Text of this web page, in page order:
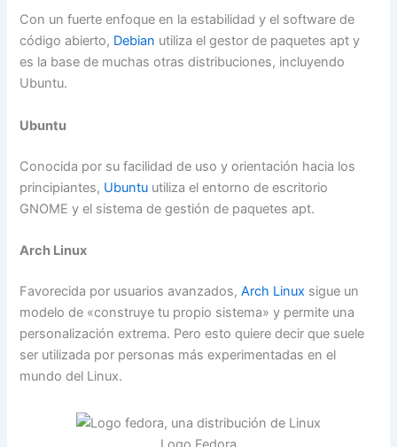
Con un fuerte enfoque en la estabilidad y el software de
código abierto, Debian utiliza el gestor de paquetes apt y
es la base de muchas otras distribuciones, incluyendo
Ubuntu.
Ubuntu
Conocida por su facilidad de uso y orientación hacia los
principiantes, Ubuntu utiliza el entorno de escritorio
GNOME y el sistema de gestión de paquetes apt.
Arch Linux
Favorecida por usuarios avanzados,Arch Linux sigue un
modelo de «construye tu propio sistema» y permite una
personalización extrema. Pero esto quiere decir que suele
ser utilizada por personas más experimentadas en el
mundo del Linux.